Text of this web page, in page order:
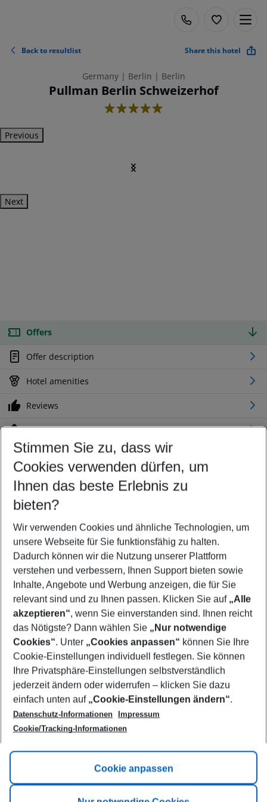
Back to resultlist Share this hotel
Germany | Berlin | Berlin
Pullman Berlin Schweizerhof
5
Previous
Next
Offers
Offer description
Hotel amenities
Reviews
Location
Customize your offer
Find the perfect deal which suits your best
Your departure airport
Any airport
Select your date range
09/08/26–07/08/27 5-8 nights
Who will travel
2 adults No children
Show more filter
Footer
Footer navigation
Title A
Link A
Stimmen Sie zu, dass wir
Cookies verwenden dürfen, um
Ihnen das beste Erlebnis zu
bieten?
Wir verwenden Cookies und ähnliche Technologien, um
unsere Webseite für Sie funktionsfähig zu halten.
Dadurch können wir die Nutzung unserer Plattform
verstehen und verbessern, Ihnen Support bieten sowie
Inhalte, Angebote und Werbung anzeigen, die für Sie
relevant sind und zu Ihnen passen. Klicken Sie auf „Alle
akzeptieren“, wenn Sie einverstanden sind. Ihnen reicht
das Nötigste? Dann wählen Sie „Nur notwendige
Cookies“. Unter „Cookies anpassen“ können Sie Ihre
Cookie-Einstellungen individuell festlegen. Sie können
Ihre Privatsphäre-Einstellungen selbstverständlich
jederzeit ändern oder widerrufen – klicken Sie dazu
einfach unten auf „Cookie-Einstellungen ändern“.
Datenschutz-Informationen
Impressum
Cookie/Tracking-Informationen
Cookie anpassen